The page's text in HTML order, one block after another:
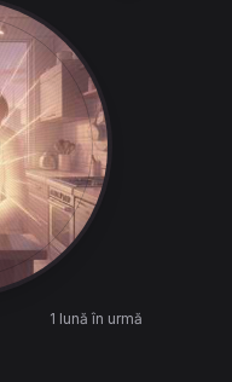
1 lună în urmă